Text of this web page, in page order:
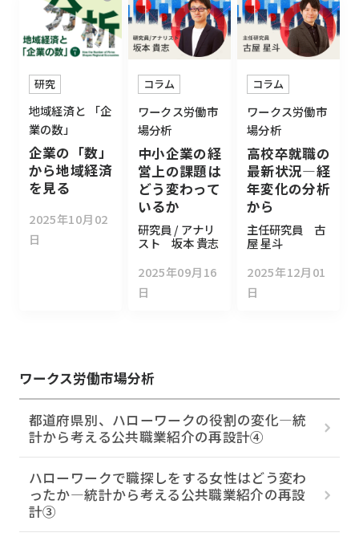
研究
地域経済と 「企
業の数」
企業の「数」
から地域経済
を見る
2025年10月02
日
コラム
ワークス労働市
場分析
中小企業の経
営上の課題は
どう変わって
いるか
研究員 / アナリ
スト 坂本 貴志
2025年09月16
日
コラム
ワークス労働市
場分析
高校卒就職の
最新状況―経
年変化の分析
から
主任研究員 古
屋 星斗
2025年12月01
日
ワークス労働市場分析
都道府県別、ハローワークの役割の変化―統
計から考える公共職業紹介の再設計④
ハローワークで職探しをする女性はどう変わ
ったか―統計から考える公共職業紹介の再設
計③